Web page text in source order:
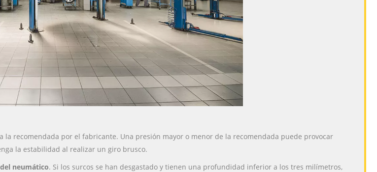
recomendada por el fabricante. Una presión mayor o menor de la recomendada puede provocar
la estabilidad al realizar un giro brusco.
neumático. Si los surcos se han desgastado y tienen una profundidad inferior a los tres milímetros,